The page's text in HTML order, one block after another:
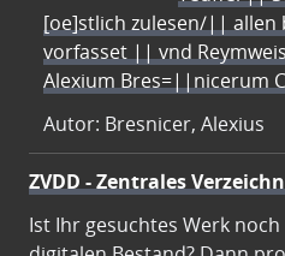
[oe]stlich zulesen/|| allen
vorfasset || vnd
Alexium Bres=||nicerum
Autor: Bresnicer, Alexius
ZVDD - Zentrales
Ist Ihr gesuchtes Werk